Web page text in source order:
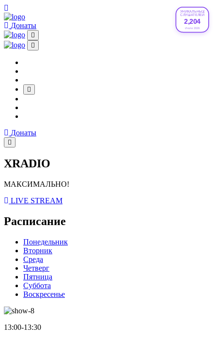
УНИКАЛЬНЫХ
СЛУШАТЕЛЕЙ
2,204
Июле 2026
Донаты
Донаты
XRADIO
МАКСИМАЛЬНО!
LIVE STREAM
Расписание
Понедельник
Вторник
Среда
Четверг
Пятница
Суббота
Воскресенье
13:00-13:30